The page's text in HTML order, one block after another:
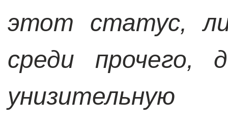
этот статус,
среди прочего,